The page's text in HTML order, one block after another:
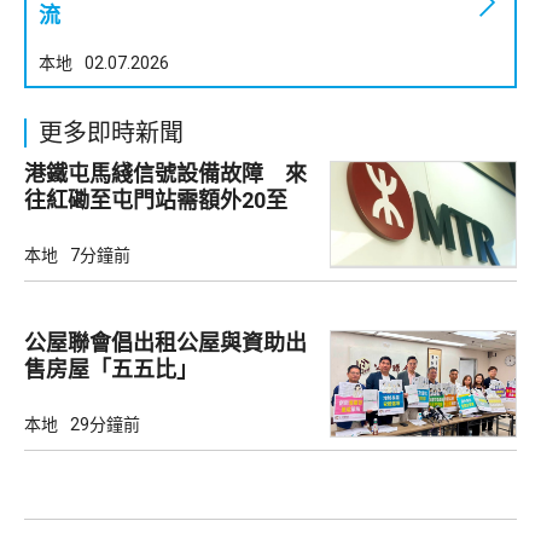
流
本地 02.07.2026
更多即時新聞
港鐵屯馬綫信號設備故障 來
往紅磡至屯門站需額外20至
本地 7分鐘前
公屋聯會倡出租公屋與資助出
售房屋「五五比」
本地 29分鐘前